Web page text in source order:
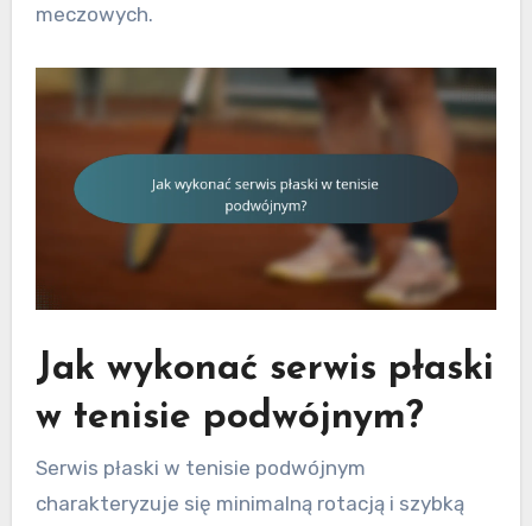
meczowych.
Jak wykonać serwis płaski
w tenisie podwójnym?
Serwis płaski w tenisie podwójnym
charakteryzuje się minimalną rotacją i szybką